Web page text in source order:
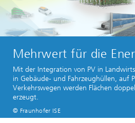
Mehrwert für die
Mit der Integration von PV in
in Gebäude- und Fahrzeughüllen, auf
Verkehrswegen werden Flächen
erzeugt.
© Fraunhofer ISE